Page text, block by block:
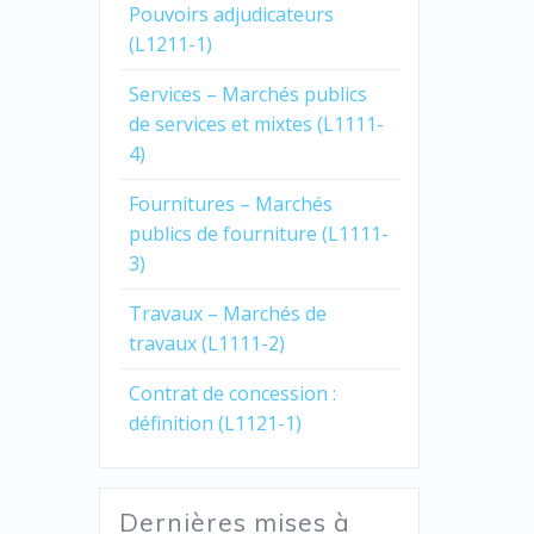
Pouvoirs adjudicateurs
(L1211-1)
Services – Marchés publics
de services et mixtes (L1111-
4)
Fournitures – Marchés
publics de fourniture (L1111-
3)
Travaux – Marchés de
travaux (L1111-2)
Contrat de concession :
définition (L1121-1)
Dernières mises à